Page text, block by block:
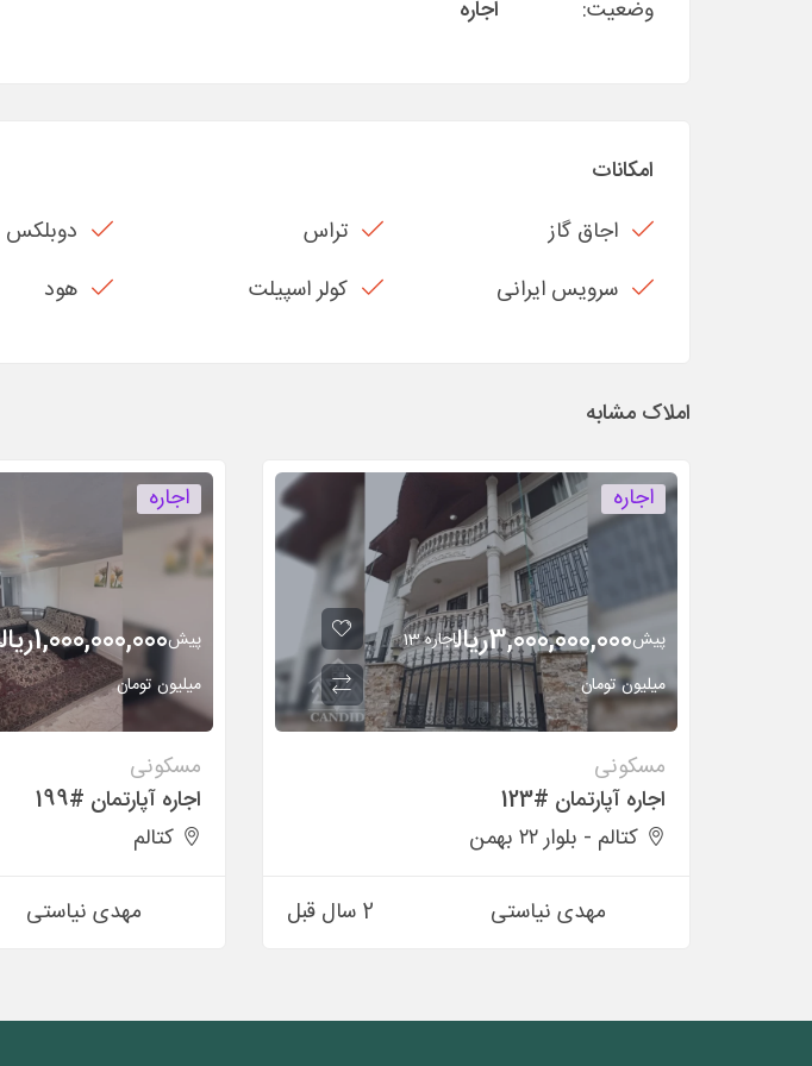
وضعیت: اجاره
امکانات
اجاق گاز
تراس
دوبلکس
سرویس ایرانی
کولر اسپیلت هود
املاک مشابه
اجاره
پیش3,000,000,000ريال
اجاره 13
میلیون تومان
مسکونی
اجاره آپارتمان #123
کتالم - بلوار ۲۲ بهمن
مهدی نیاستی 2 سال قبل
اجاره
پیش1,000,000,000ريال
میلیون تومان
مسکونی
اجاره آپارتمان #199
کتالم
مهدی نیاستی